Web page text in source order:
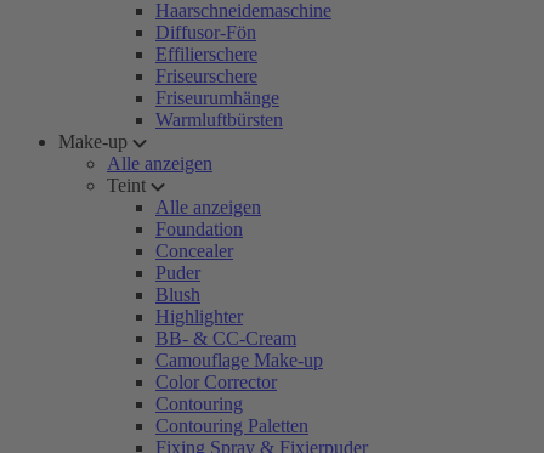
Haarschneidemaschine
Diffusor-Fön
Effilierschere
Friseurschere
Friseurumhänge
Warmluftbürsten
Make-up
Alle anzeigen
Teint
Alle anzeigen
Foundation
Concealer
Puder
Blush
Highlighter
BB- & CC-Cream
Camouflage Make-up
Color Corrector
Contouring
Contouring Paletten
Fixing Spray & Fixierpuder